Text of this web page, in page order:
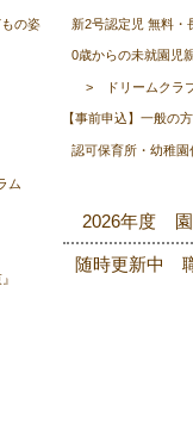
の姿
ム
新2号認定児 無料・
0歳からの未就園児
認可保育所・幼稚
> ドリームクラ
2026年度 園
随時更新中
【事前申込】一般の